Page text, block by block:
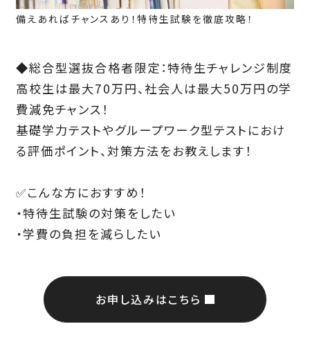
備えあればチャンスあり！特待生試験を徹底攻略！
◆総合型選抜合格者限定：特待生チャレンジ制度
高校生は最大70万円、社会人は最大50万円の学
費減免チャンス！
基礎学力テストやグループワーク型テストにおけ
る評価ポイント、対策方法をお教えします！
✅こんな方におすすめ！
・特待生試験の対策をしたい
・学費の負担を減らしたい
お申し込みはこちら